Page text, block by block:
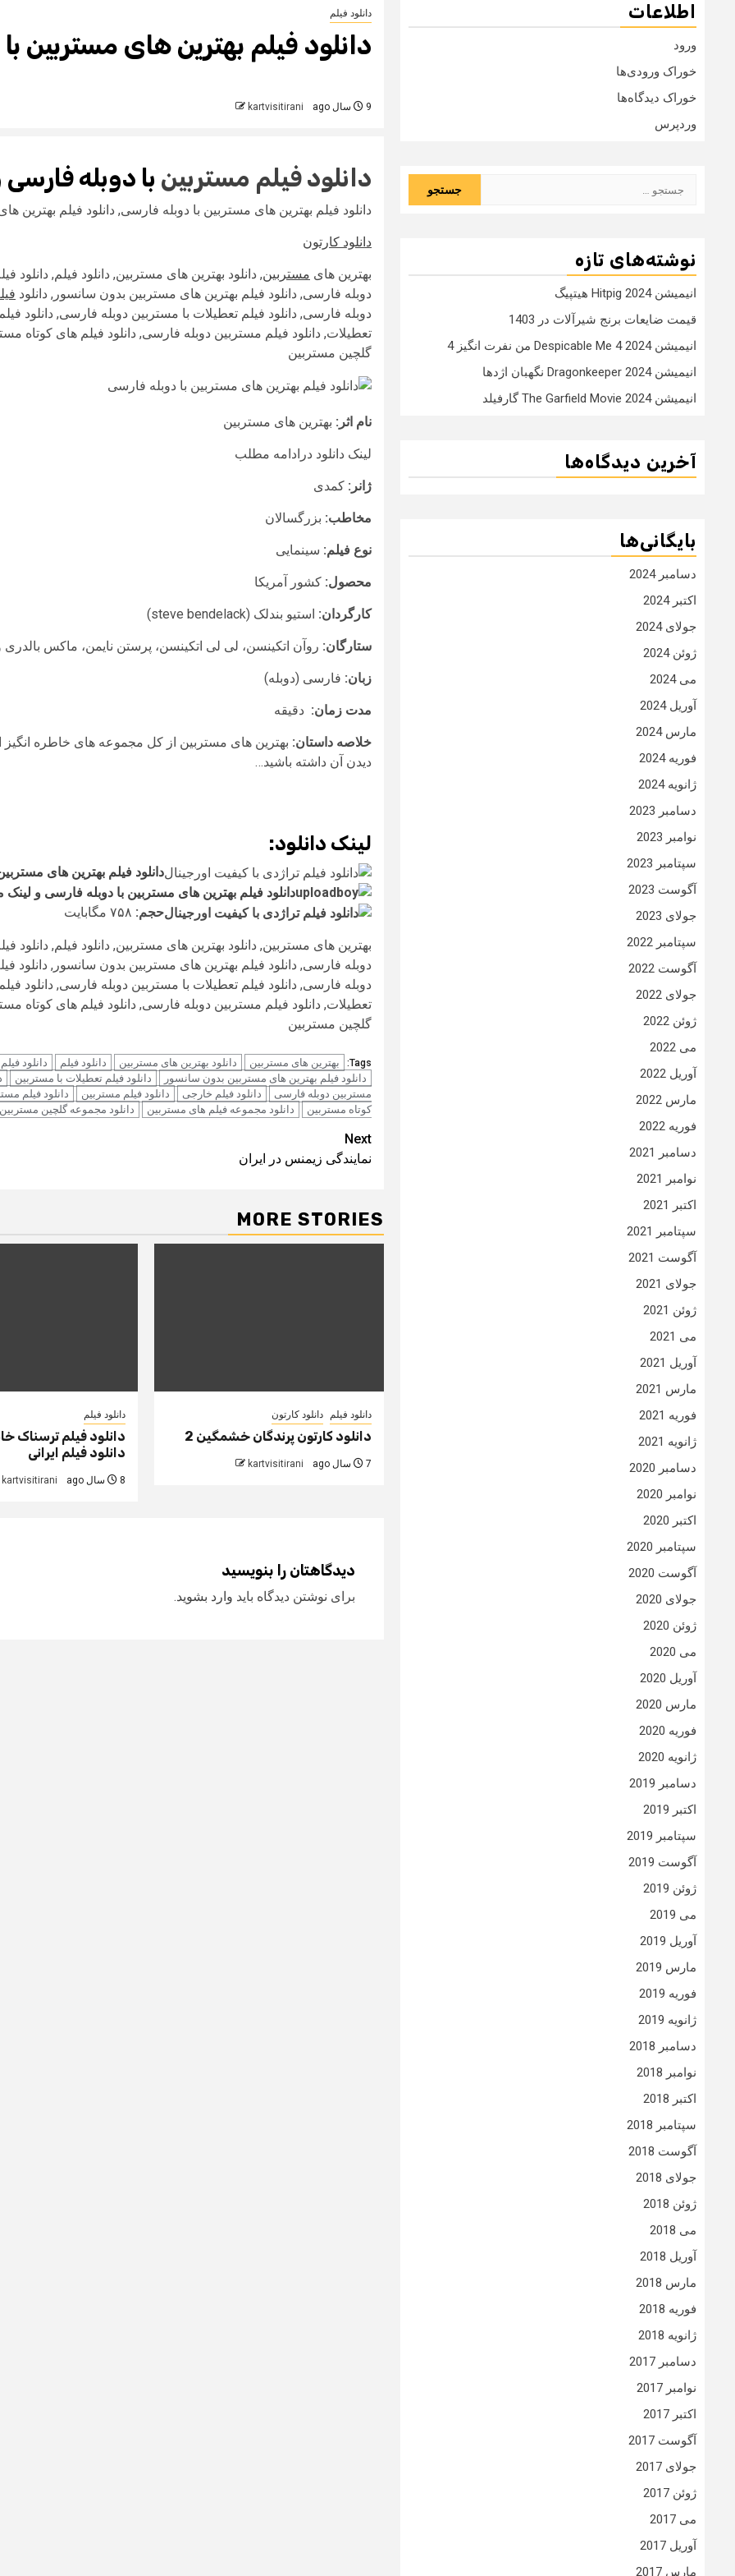
دانلود فیلم
دانلود فیلم بهترین های مستربین
9 سال ago kartvisitirani
دانلود فیلم مستربین با دوبله
دانلود فیلم بهترین های مستربین با دوبله فارسی, دانلود فیلم بهترین
دانلود کارتون
بهترین های مستربین, دانلود بهترین های مستربین, دانلود فیلم, دانلود
دوبله فارسی, دانلود فیلم بهترین های مستربین بدون سانسور, دانلود
دوبله فارسی, دانلود فیلم تعطیلات با مستربین دوبله فارسی, دانلود
تعطیلات, دانلود فیلم مستربین دوبله فارسی, دانلود فیلم های کوتاه
گلچین مستربین
نام اثر: بهترین های مستربین
لینک دانلود درادامه مطلب
ژانر: کمدی
مخاطب: بزرگسالان
نوع فیلم: سینمایی
محصول: کشور آمریکا
کارگردان: استیو بندلک (steve bendelack)
ستارگان: روآن اتکینسن، لی لی اتکینسن، پرستن نایمن، ماکس بالدری
زبان: فارسی (دوبله)
مدت زمان: دقیقه
خلاصه داستان: بهترین های مستربین از کل مجموعه های خاطره
دیدن آن داشته باشید…
لینک دانلود:
دانلود فیلم بهترین های
دانلود فیلم بهترین های مستربین با دوبله فارسی و
حجم:
بهترین های مستربین, دانلود بهترین های مستربین, دانلود فیلم, دانلود
دوبله فارسی, دانلود فیلم بهترین های مستربین بدون سانسور, دانلود
دوبله فارسی, دانلود فیلم تعطیلات با مستربین دوبله فارسی, دانلود
تعطیلات, دانلود فیلم مستربین دوبله فارسی, دانلود فیلم های کوتاه
گلچین مستربین
Tags: بهترین های مستربین دانلود بهترین های مستربین دانلود فیلم
دانلود
دانلود فیلم بهترین های مستربین بدون سانسور
دانلود فیلم تعطیلات با مستربین
مستربین دوبله فارسی
دانلود فیلم خارجی دانلود فیلم مستربین
دانلود فیلم
کوتاه مستربین
دانلود مجموعه فیلم های مستربین دانلود مجموعه گلچین مستربین
Post
navigation
Next
نمایندگی زیمنس در ایران
MORE STORIES
دانلود فیلم دانلود کارتون
دانلود کارتون پرندگان خشمگین 2
7 سال ago kartvisitirani
دانلود فیلم
دانلود فیلم ترسناک
دانلود فیلم ایرانی
8 سال ago kartvisitirani
دیدگاهتان را بنویسید
برای نوشتن دیدگاه باید وارد بشوید.
اطلاعات
ورود
خوراک ورودی‌ها
خوراک دیدگاه‌ها
وردپرس
نوشته‌های تازه
انیمیشن Hitpig 2024 هیتپیگ
قیمت ضایعات برنج شیرآلات در 1403
انیمیشن Despicable Me 4 2024 من نفرت انگیز 4
انیمیشن Dragonkeeper 2024 نگهبان اژدها
انیمیشن The Garfield Movie 2024 گارفیلد
آخرین دیدگاه‌ها
بایگانی‌ها
دسامبر 2024
اکتبر 2024
جولای 2024
ژوئن 2024
می 2024
آوریل 2024
مارس 2024
فوریه 2024
ژانویه 2024
دسامبر 2023
نوامبر 2023
سپتامبر 2023
آگوست 2023
جولای 2023
سپتامبر 2022
آگوست 2022
جولای 2022
ژوئن 2022
می 2022
آوریل 2022
مارس 2022
فوریه 2022
دسامبر 2021
نوامبر 2021
اکتبر 2021
سپتامبر 2021
آگوست 2021
جولای 2021
ژوئن 2021
می 2021
آوریل 2021
مارس 2021
فوریه 2021
ژانویه 2021
دسامبر 2020
نوامبر 2020
اکتبر 2020
سپتامبر 2020
آگوست 2020
جولای 2020
ژوئن 2020
می 2020
آوریل 2020
مارس 2020
فوریه 2020
ژانویه 2020
دسامبر 2019
اکتبر 2019
سپتامبر 2019
آگوست 2019
ژوئن 2019
می 2019
آوریل 2019
مارس 2019
فوریه 2019
ژانویه 2019
دسامبر 2018
نوامبر 2018
اکتبر 2018
سپتامبر 2018
آگوست 2018
جولای 2018
ژوئن 2018
می 2018
آوریل 2018
مارس 2018
فوریه 2018
ژانویه 2018
دسامبر 2017
نوامبر 2017
اکتبر 2017
آگوست 2017
جولای 2017
ژوئن 2017
می 2017
آوریل 2017
مارس 2017